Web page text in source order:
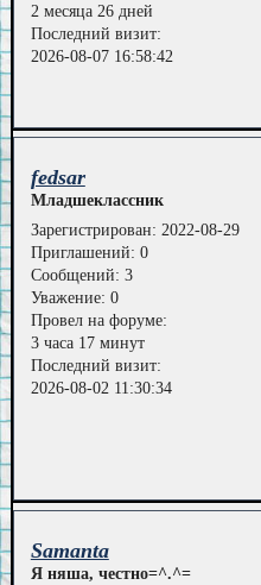
2 месяца 26 дней
Последний визит:
2026-08-07 16:58:42
fedsar
Младшеклассник
Зарегистрирован: 2022-08-29
Приглашений: 0
Сообщений: 3
Уважение: 0
Провел на форуме:
3 часа 17 минут
Последний визит:
2026-08-02 11:30:34
Samanta
Я няша, честно=^.^=